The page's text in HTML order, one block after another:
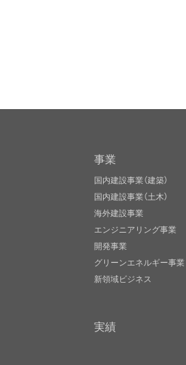
事業
国内建設事業（建築）
国内建設事業（土木）
海外建設事業
エンジニアリング事業
開発事業
グリーンエネルギー事業
新領域ビジネス
実績